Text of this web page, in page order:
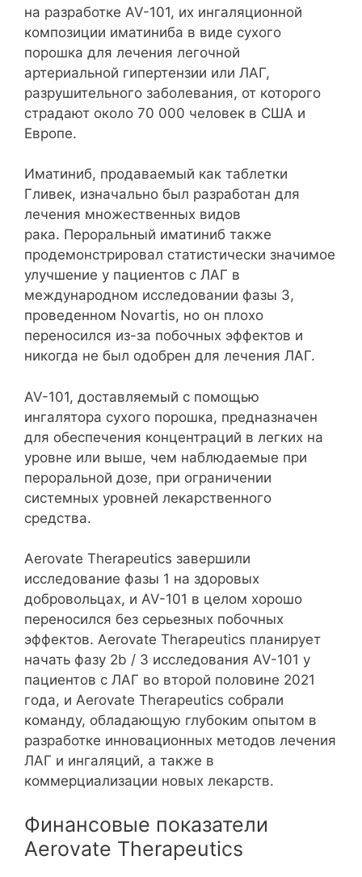
на разработке AV-101, их ингаляционной
композиции иматиниба в виде сухого
порошка для лечения легочной
артериальной гипертензии или ЛАГ,
разрушительного заболевания, от которого
страдают около 70 000 человек в США и
Европе.
Иматиниб, продаваемый как таблетки
Гливек, изначально был разработан для
лечения множественных видов
рака. Пероральный иматиниб также
продемонстрировал статистически значимое
улучшение у пациентов с ЛАГ в
международном исследовании фазы 3,
проведенном Novartis, но он плохо
переносился из-за побочных эффектов и
никогда не был одобрен для лечения ЛАГ.
AV-101, доставляемый с помощью
ингалятора сухого порошка, предназначен
для обеспечения концентраций в легких на
уровне или выше, чем наблюдаемые при
пероральной дозе, при ограничении
системных уровней лекарственного
средства.
Aerovate Therapeutics завершили
исследование фазы 1 на здоровых
добровольцах, и AV-101 в целом хорошо
переносился без серьезных побочных
эффектов. Aerovate Therapeutics планирует
начать фазу 2b / 3 исследования AV-101 у
пациентов с ЛАГ во второй половине 2021
года, и Aerovate Therapeutics собрали
команду, обладающую глубоким опытом в
разработке инновационных методов лечения
ЛАГ и ингаляций, а также в
коммерциализации новых лекарств.
Финансовые показатели
Aerovate Therapeutics